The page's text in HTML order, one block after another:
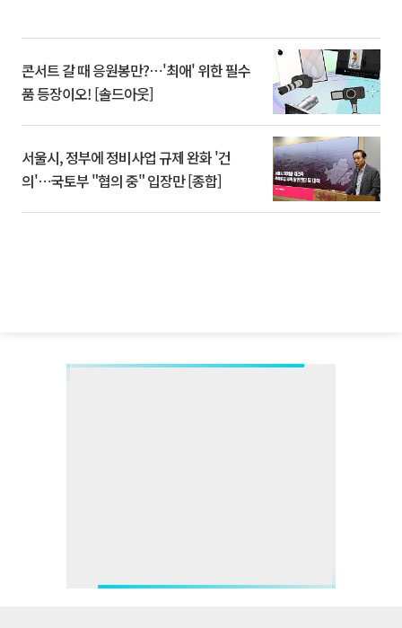
콘서트 갈 때 응원봉만?⋯'최애' 위한 필수
품 등장이오! [솔드아웃]
서울시, 정부에 정비사업 규제 완화 '건
의'⋯국토부 "협의 중" 입장만 [종합]